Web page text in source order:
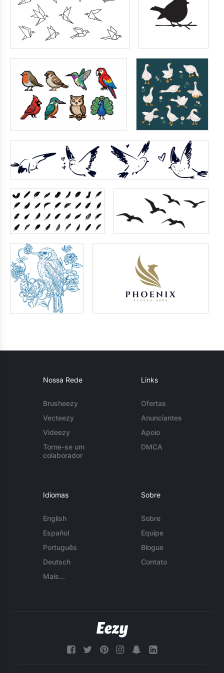
Nossa Rede
Brusheezy
Vecteezy
Videezy
Torne-se um
colaborador
Links
Ofertas
Anunciantes
Apoio
DMCA
Idiomas
English
Español
Português
Deutsch
Mais...
Sobre
Sobre
Equipe
Blogue
Contato